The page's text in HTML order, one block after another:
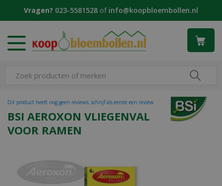
Vragen? 023-5581528 of info@koopbloembollen.nl
BSI AEROXON VLIEGENVAL
VOOR RAMEN
Dit product heeft nog geen reviews, schrijf als eerste een review